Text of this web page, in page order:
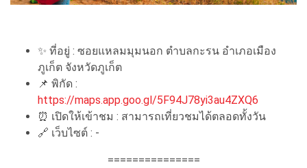
✨ ที่อยู่ : ซอยแหลมมุมนอก ตำบลกะรน อำเภอเมือง
ภูเก็ต จังหวัดภูเก็ต
📌 พิกัด :
https://maps.app.goo.gl/5F94J78yi3au4ZXQ6
⏰ เปิดให้เข้าชม : สามารถเที่ยวชมได้ตลอดทั้งวัน
🔗 เว็บไซต์ : -
===============